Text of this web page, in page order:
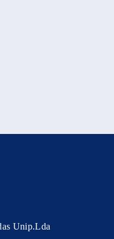
Unip.Lda